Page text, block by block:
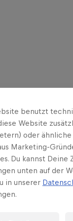
benutzt
Website
oder ähnliche
Marketing-
Du kannst
unten auf der
in unserer